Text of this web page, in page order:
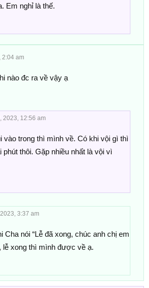
Em nghỉ là thế.
2:04 am
nào đc ra về vậy ạ
2023, 12:56 am
vào trong thì mình về. Có khi vội gì thì
thôi. Gặp nhiều nhất là vội vì
3:37 am
Cha nói “Lễ đã xong, chúc anh chị em
lễ xong thì mình được về ạ.